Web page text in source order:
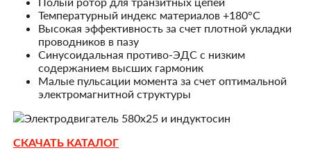
Температурный индекс материалов +180°С
Высокая эффективность за счет плотной укладки
проводников в пазу
Синусоидальная противо-ЭДС с низким
содержанием высших гармоник
Малые пульсации момента за счет оптимальной
электромагнитной структуры
СКАЧАТЬ КАТАЛОГ